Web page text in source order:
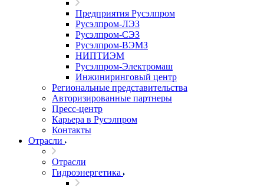
Предприятия Русэлпром
Русэлпром-ЛЭЗ
Русэлпром-СЭЗ
Русэлпром-ВЭМЗ
НИПТИЭМ
Русэлпром-Электромаш
Инжиниринговый центр
Региональные представительства
Авторизированные партнеры
Пресс-центр
Карьера в Русэлпром
Контакты
Отрасли
Отрасли
Гидроэнергетика